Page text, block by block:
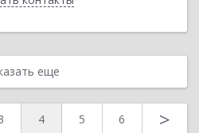
еще
4 5 6 >